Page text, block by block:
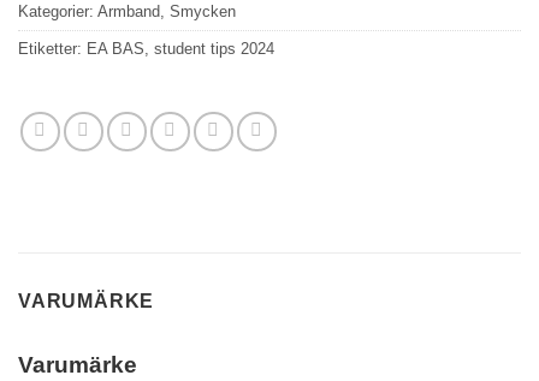
Kategorier: Armband Smycken
Etiketter: EA BAS student tips 2024
VARUMÄRKE
Varumärke